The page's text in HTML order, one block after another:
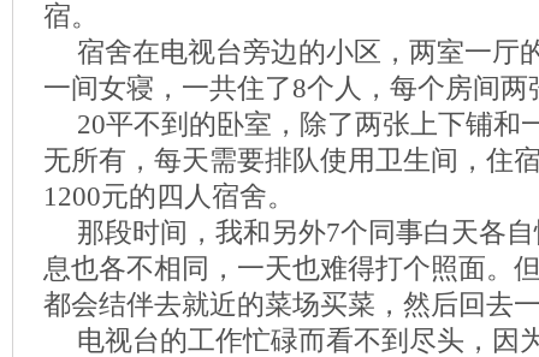
宿。
宿舍在电视台旁边的小区，两室一厅
一间女寝，一共住了8个人，每个房间两
20平不到的卧室，除了两张上下铺和
无所有，每天需要排队使用卫生间，住
1200元的四人宿舍。
那段时间，我和另外7个同事白天各
息也各不相同，一天也难得打个照面。
都会结伴去就近的菜场买菜，然后回去
电视台的工作忙碌而看不到尽头，因